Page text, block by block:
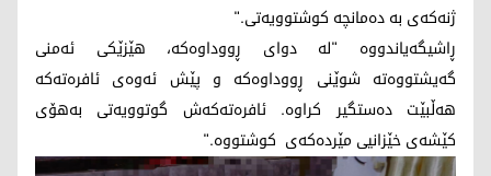
ژنەکەی بە دەمانچە کوشتوویەتی."
ڕاشیگەیاندووە "لە دوای ڕووداوەکە، هێزێکی ئەمنی
گەیشتووەتە شوێنی ڕووداوەکە و پێش ئەوەی ئافرەتەکە
هەڵبێت دەستگیر کراوە. ئافرەتەکەش گوتوویەتی بەهۆی
کێشەی خێزانیی مێردەکەی کوشتووە."